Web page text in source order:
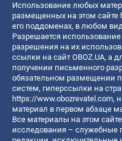
Использование любых
размещенных на этом сайте
его поддоменах, в любом
Разрешается
разрешения на их
ссылки на сайт OBOZ.UA, а
получении письменного
обязательном размещении
систем, гиперссылки на
https://www.obozrevatel.com,
материал в первом абзаце
Все материалы на этом
исследования – служебные